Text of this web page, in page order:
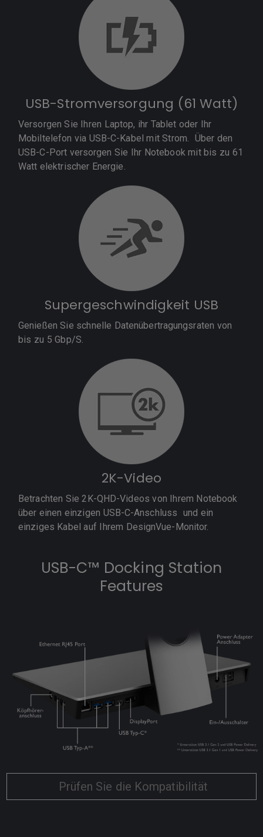
USB-Stromversorgung (61 Watt)
Versorgen Sie Ihren Laptop, ihr Tablet oder Ihr
Mobiltelefon via USB-C-Kabel mit Strom. Über den
USB-C-Port versorgen Sie Ihr Notebook mit bis zu 61
Watt elektrischer Energie.
Supergeschwindigkeit USB
Genießen Sie schnelle Datenübertragungsraten von
bis zu 5 Gbp/S.
2K-Video
Betrachten Sie 2K-QHD-Videos von Ihrem Notebook
über einen einzigen USB-C-Anschluss und ein
einziges Kabel auf Ihrem DesignVue-Monitor.
USB-C™ Docking Station
Features
Prüfen Sie die Kompatibilität